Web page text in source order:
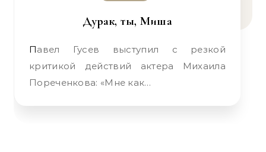
Дурак, ты, Миша
Павел Гусев выступил с резкой
критикой действий актера Михаила
Пореченкова: «Мне как…